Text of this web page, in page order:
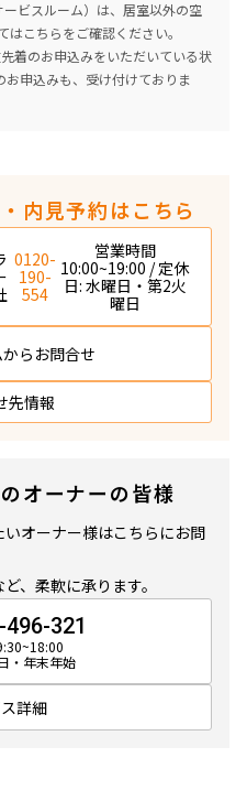
ビスルーム）は、居室以外の空
はこちらをご確認ください。
着のお申込みをいただいている状
申込みも、受け付けておりま
内見予約はこちら
0120-
190-
554
営業時間
10:00~19:00 / 定休
日: 水曜日・第2火
曜日
らお問合せ
先情報
オーナーの皆様
オーナー様はこちらにお問
、柔軟に承ります。
496-321
・年末年始
詳細